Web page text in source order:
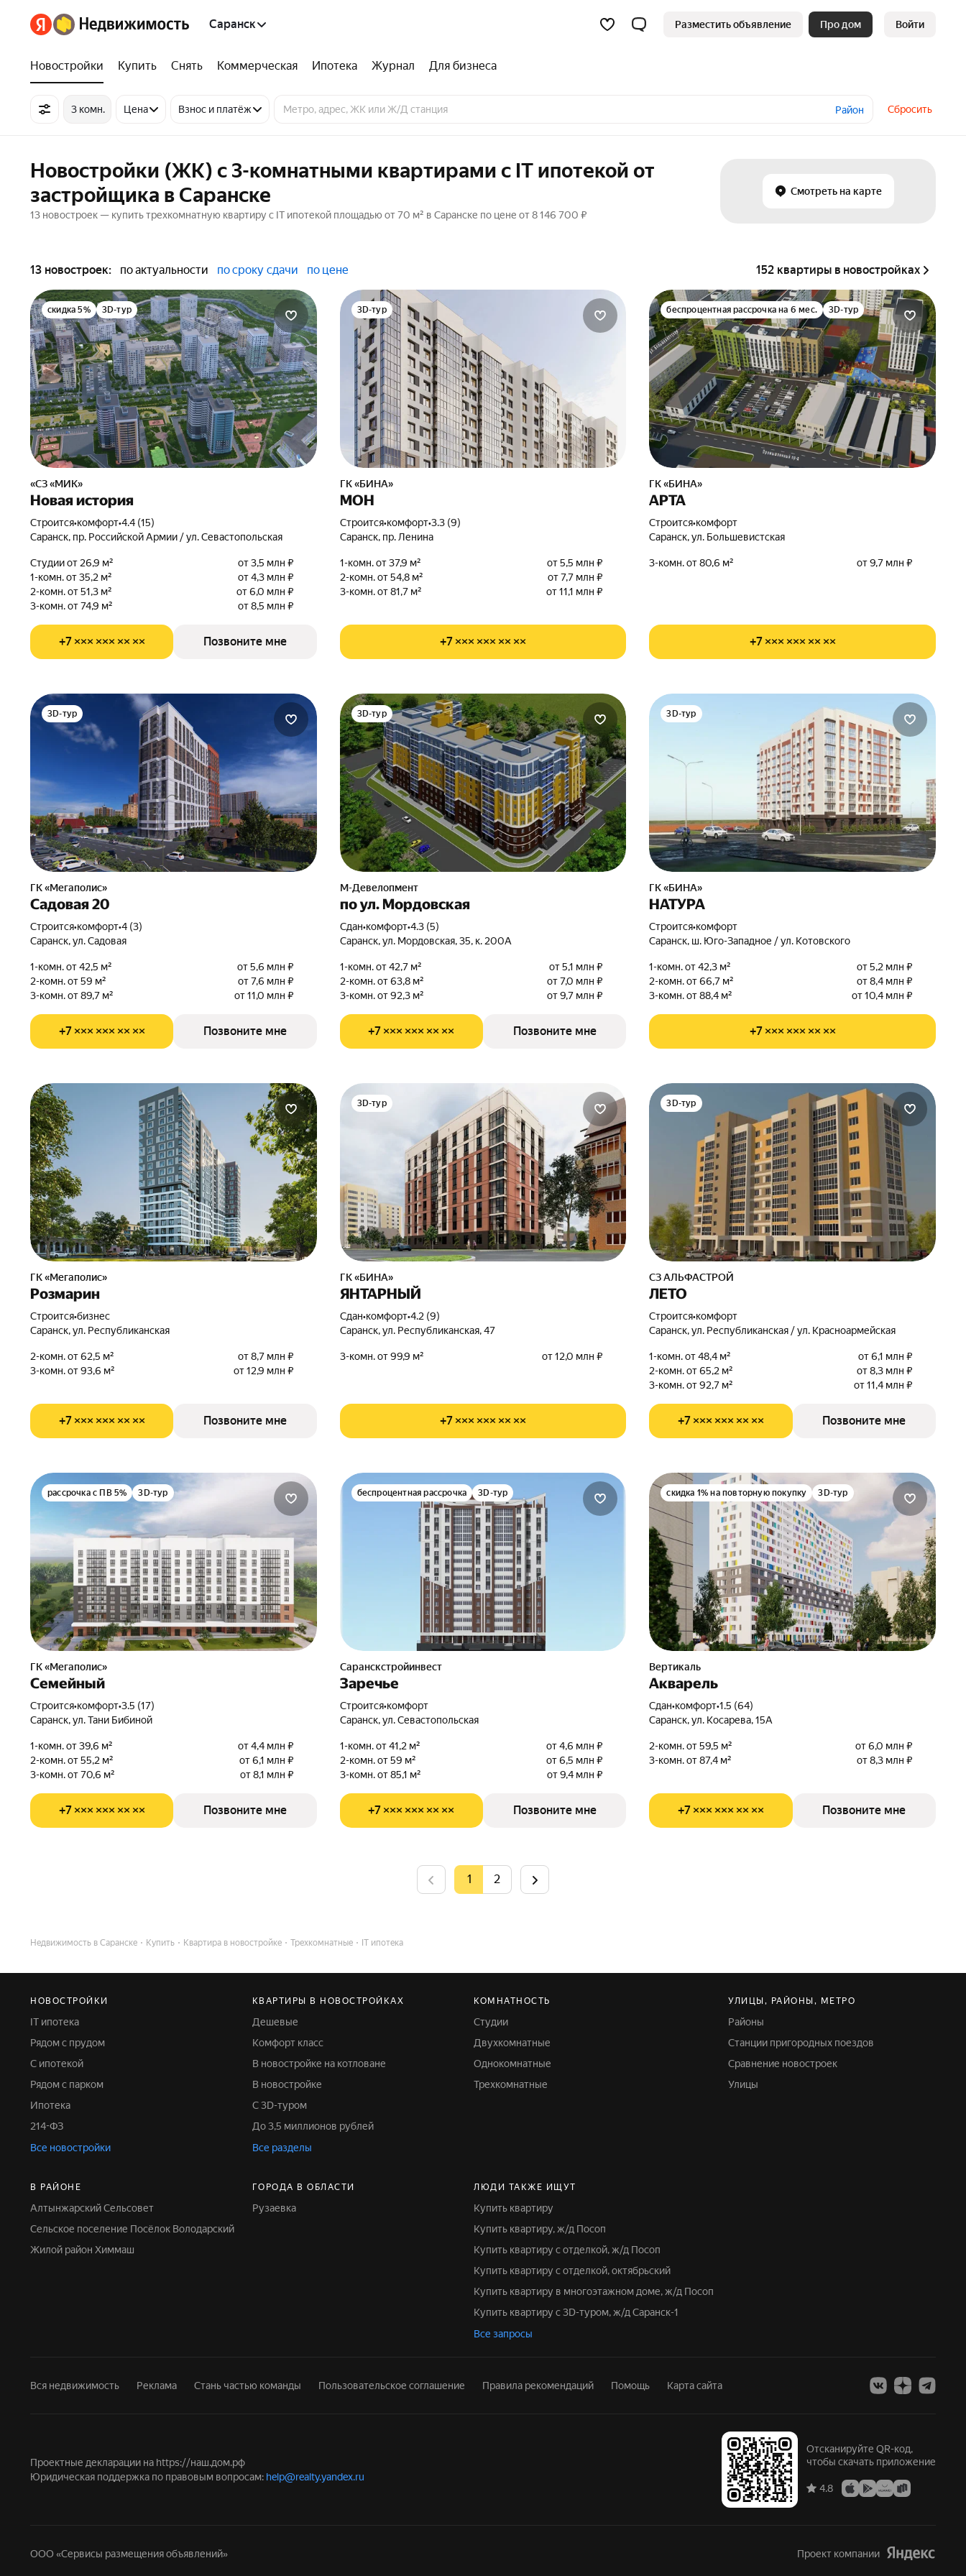
Саранск Разместить объявление Про дом Войти
Новостройки Купить Снять Коммерческая Ипотека Журнал Для бизнеса
3 комн. Цена Взнос и платёж Район Сбросить
Новостройки (ЖК) с 3-комнатными квартирами с IT ипотекой от
застройщика в Саранске
13 новостроек — купить трехкомнатную квартиру с IT ипотекой площадью от 70 м² в Саранске по цене от 8 146 700 ₽
Смотреть на карте
13 новостроек: по актуальности по сроку сдачи по цене 152 квартиры в новостройках
скидка 5% 3D-тур
«СЗ «МИК»
Новая история
Строится•комфорт•4.4 (15)
Саранск, пр. Российской Армии / ул. Севастопольская
Студии от 26,9 м²
от 3,5 млн ₽
1-комн. от 35,2 м²
от 4,3 млн ₽
2-комн. от 51,3 м²
от 6,0 млн ₽
3-комн. от 74,9 м²
от 8,5 млн ₽
+7 ××× ××× ×× ×× Позвоните мне
3D-тур
ГК «БИНА»
МОН
Строится•комфорт•3.3 (9)
Саранск, пр. Ленина
1-комн. от 37,9 м²
от 5,5 млн ₽
2-комн. от 54,8 м²
от 7,7 млн ₽
3-комн. от 81,7 м²
от 11,1 млн ₽
+7 ××× ××× ×× ××
беспроцентная рассрочка на 6 мес. 3D-тур
ГК «БИНА»
АРТА
Строится•комфорт
Саранск, ул. Большевистская
3-комн. от 80,6 м² от 9,7 млн ₽
+7 ××× ××× ×× ××
3D-тур
ГК «Мегаполис»
Садовая 20
Строится•комфорт•4 (3)
Саранск, ул. Садовая
1-комн. от 42,5 м²
от 5,6 млн ₽
2-комн. от 59 м²
от 7,6 млн ₽
3-комн. от 89,7 м²
от 11,0 млн ₽
+7 ××× ××× ×× ×× Позвоните мне
3D-тур
М-Девелопмент
по ул. Мордовская
Сдан•комфорт•4.3 (5)
Саранск, ул. Мордовская, 35, к. 200А
1-комн. от 42,7 м²
от 5,1 млн ₽
2-комн. от 63,8 м²
от 7,0 млн ₽
3-комн. от 92,3 м²
от 9,7 млн ₽
+7 ××× ××× ×× ×× Позвоните мне
3D-тур
ГК «БИНА»
НАТУРА
Строится•комфорт
Саранск, ш. Юго-Западное / ул. Котовского
1-комн. от 42,3 м²
от 5,2 млн ₽
2-комн. от 66,7 м²
от 8,4 млн ₽
3-комн. от 88,4 м²
от 10,4 млн ₽
+7 ××× ××× ×× ××
ГК «Мегаполис»
Розмарин
Строится•бизнес
Саранск, ул. Республиканская
2-комн. от 62,5 м²
от 8,7 млн ₽
3-комн. от 93,6 м²
от 12,9 млн ₽
+7 ××× ××× ×× ×× Позвоните мне
3D-тур
ГК «БИНА»
ЯНТАРНЫЙ
Сдан•комфорт•4.2 (9)
Саранск, ул. Республиканская, 47
3-комн. от 99,9 м² от 12,0 млн ₽
+7 ××× ××× ×× ××
3D-тур
СЗ АЛЬФАСТРОЙ
ЛЕТО
Строится•комфорт
Саранск, ул. Республиканская / ул. Красноармейская
1-комн. от 48,4 м²
от 6,1 млн ₽
2-комн. от 65,2 м²
от 8,3 млн ₽
3-комн. от 92,7 м²
от 11,4 млн ₽
+7 ××× ××× ×× ×× Позвоните мне
рассрочка с ПВ 5% 3D-тур
ГК «Мегаполис»
Семейный
Строится•комфорт•3.5 (17)
Саранск, ул. Тани Бибиной
1-комн. от 39,6 м²
от 4,4 млн ₽
2-комн. от 55,2 м²
от 6,1 млн ₽
3-комн. от 70,6 м²
от 8,1 млн ₽
+7 ××× ××× ×× ×× Позвоните мне
беспроцентная рассрочка 3D-тур
Саранскстройинвест
Заречье
Строится•комфорт
Саранск, ул. Севастопольская
1-комн. от 41,2 м²
от 4,6 млн ₽
2-комн. от 59 м²
от 6,5 млн ₽
3-комн. от 85,1 м²
от 9,4 млн ₽
+7 ××× ××× ×× ×× Позвоните мне
скидка 1% на повторную покупку 3D-тур
Вертикаль
Акварель
Сдан•комфорт•1.5 (64)
Саранск, ул. Косарева, 15А
2-комн. от 59,5 м²
от 6,0 млн ₽
3-комн. от 87,4 м²
от 8,3 млн ₽
+7 ××× ××× ×× ×× Позвоните мне
1 2
Недвижимость в Саранске Купить Квартира в новостройке Трехкомнатные IT ипотека
НОВОСТРОЙКИ
IT ипотека
Рядом с прудом
С ипотекой
Рядом с парком
Ипотека
214-ФЗ
Все новостройки
КВАРТИРЫ В НОВОСТРОЙКАХ
Дешевые
Комфорт класс
В новостройке на котловане
В новостройке
С 3D-туром
До 3,5 миллионов рублей
Все разделы
КОМНАТНОСТЬ
Студии
Двухкомнатные
Однокомнатные
Трехкомнатные
УЛИЦЫ, РАЙОНЫ, МЕТРО
Районы
Станции пригородных поездов
Сравнение новостроек
Улицы
В РАЙОНЕ
Алтынжарский Сельсовет
Сельское поселение Посёлок Володарский
Жилой район Химмаш
ГОРОДА В ОБЛАСТИ
Рузаевка
ЛЮДИ ТАКЖЕ ИЩУТ
Купить квартиру
Купить квартиру, ж/д Посоп
Купить квартиру с отделкой, ж/д Посоп
Купить квартиру с отделкой, октябрьский
Купить квартиру в многоэтажном доме, ж/д Посоп
Купить квартиру с 3D-туром, ж/д Саранск-1
Все запросы
Вся недвижимость Реклама Стань частью команды Пользовательское соглашение Правила рекомендаций Помощь Карта сайта
Проектные декларации на https://наш.дом.рф
Юридическая поддержка по правовым вопросам: help@realty.yandex.ru
Отсканируйте QR-код,
чтобы скачать приложение
4.8
ООО «Сервисы размещения объявлений» Проект компании